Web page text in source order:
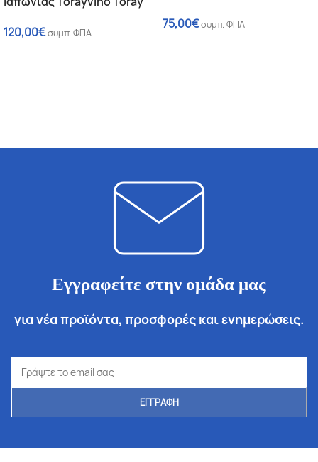
Κοκκώδης Ενεργός
120,00€συμπ. ΦΠΑ
75,00€συμπ. ΦΠΑ
Εγγραφείτε στην ομάδα μας
για νέα προϊόντα, προσφορές και ενημερώσεις.